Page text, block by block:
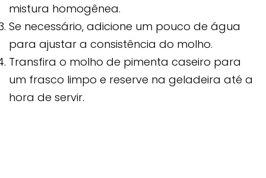
mistura homogênea.
Se necessário, adicione um pouco de água
para ajustar a consistência do molho.
Transfira o molho de pimenta caseiro para
um frasco limpo e reserve na geladeira até a
hora de servir.